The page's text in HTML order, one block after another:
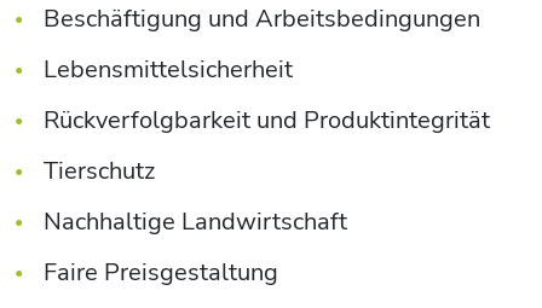
Beschäftigung und Arbeitsbedingungen
Lebensmittelsicherheit
Rückverfolgbarkeit und Produktintegrität
Tierschutz
Nachhaltige Landwirtschaft
Faire Preisgestaltung